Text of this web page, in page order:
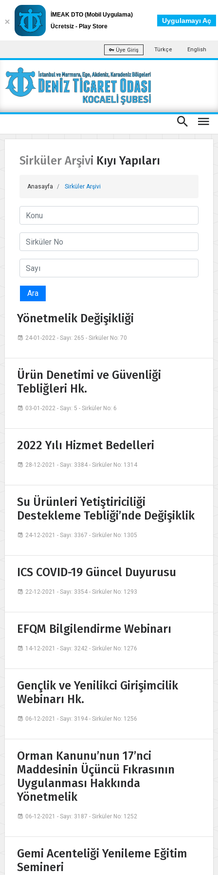
Üye Giriş Türkçe English
Sirküler Arşivi Kıyı Yapıları
Anasayfa Sirküler Arşivi
Ara
Yönetmelik Değişikliği
24-01-2022 - Sayı: 265 - Sirküler No: 70
Ürün Denetimi ve Güvenliği
Tebliğleri Hk.
03-01-2022 - Sayı: 5 - Sirküler No: 6
2022 Yılı Hizmet Bedelleri
28-12-2021 - Sayı: 3384 - Sirküler No: 1314
Su Ürünleri Yetiştiriciliği
Destekleme Tebliği’nde Değişiklik
24-12-2021 - Sayı: 3367 - Sirküler No: 1305
ICS COVID-19 Güncel Duyurusu
22-12-2021 - Sayı: 3354 - Sirküler No: 1293
EFQM Bilgilendirme Webinarı
14-12-2021 - Sayı: 3242 - Sirküler No: 1276
Gençlik ve Yenilikci Girişimcilik
Webinarı Hk.
06-12-2021 - Sayı: 3194 - Sirküler No: 1256
Orman Kanunu’nun 17’nci
Maddesinin Üçüncü Fıkrasının
Uygulanması Hakkında
Yönetmelik
06-12-2021 - Sayı: 3187 - Sirküler No: 1252
Gemi Acenteliği Yenileme Eğitim
Semineri
İMEAK DTO (Mobil Uygulama)
Ücretsiz - Play Store
Uygulamayı Aç